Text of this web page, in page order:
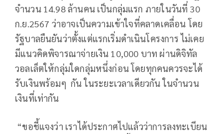
จำนวน 14.98 ล้านคน เป็นกลุ่มแรก ภายในวันที่ 30
ก.ย.2567 ว่าอาจเป็นความเข้าใจที่คลาดเคลื่อน โดย
รัฐบาลยืนยันว่าตั้งแต่แรกเริ่มดำเนินโครงการ ไม่เคย
มีแนวคิดพิจารณาจ่ายเงิน 10,000 บาท ผ่านดิจิทัล
วอลเล็ตให้กลุ่มใดกลุ่มหนึ่งก่อน โดยทุกคนควรจะได้
รับเงินพร้อมๆ กัน ในระยะเวลาเดียวกัน ในจำนวน
เงินที่เท่ากัน
“ขอชี้แจงว่า เราได้ประกาศไปแล้วว่าการลงทะเบียน